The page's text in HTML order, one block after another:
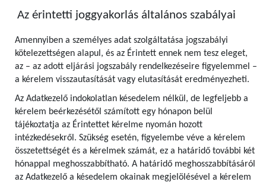
Az érintetti joggyakorlás általános szabályai
Amennyiben a személyes adat szolgáltatása jogszabályi
kötelezettségen alapul, és az Érintett ennek nem tesz eleget,
az – az adott eljárási jogszabály rendelkezéseire figyelemmel –
a kérelem visszautasítását vagy elutasítását eredményezheti.
Az Adatkezelő indokolatlan késedelem nélkül, de legfeljebb a
kérelem beérkezésétől számított egy hónapon belül
tájékoztatja az Érintettet kérelme nyomán hozott
intézkedésekről. Szükség esetén, figyelembe véve a kérelem
összetettségét és a kérelmek számát, ez a határidő további két
hónappal meghosszabbítható. A határidő meghosszabbításáról
az Adatkezelő a késedelem okainak megjelölésével a kérelem